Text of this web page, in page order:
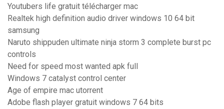
Youtubers life gratuit télécharger mac
Realtek high definition audio driver windows 10 64 bit
samsung
Naruto shippuden ultimate ninja storm 3 complete burst pc
controls
Need for speed most wanted apk full
Windows 7 catalyst control center
Age of empire mac utorrent
Adobe flash player gratuit windows 7 64 bits